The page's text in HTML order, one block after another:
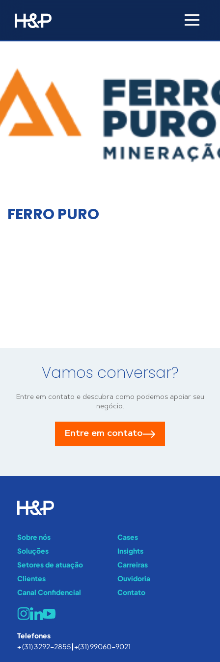
FERRO PURO
Vamos conversar?
Entre em contato e descubra como podemos apoiar seu
negócio.
Entre em contato
Sobre nós
Soluções
Setores de atuação
Clientes
Canal Confidencial
Cases
Insights
Carreiras
Ouvidoria
Contato
Telefones
+ (31) 3292-2855|+(31) 99060-9021